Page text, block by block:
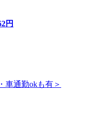
円
車通勤okも有＞